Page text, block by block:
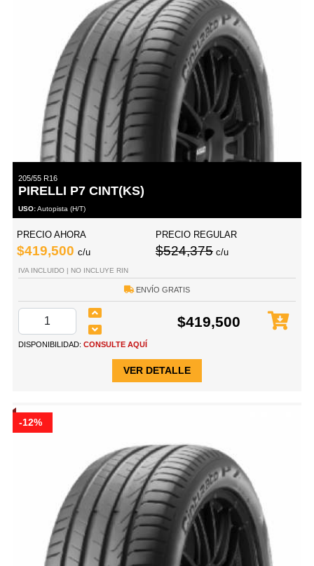
205/55 R16
PIRELLI P7 CINT(KS)
USO:Autopista (H/T)
PRECIO AHORA
$419,500 c/u
PRECIO REGULAR
$524,375 c/u
IVA INCLUIDO | NO INCLUYE RIN
ENVÍO GRATIS
$419,500
DISPONIBILIDAD: CONSULTE AQUÍ
VER DETALLE
-12%